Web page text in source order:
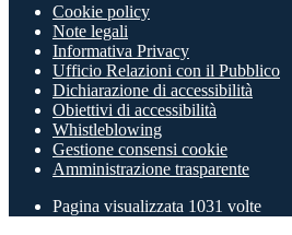
Cookie policy
Note legali
Informativa Privacy
Ufficio Relazioni con il Pubblico
Dichiarazione di accessibilità
Obiettivi di accessibilità
Whistleblowing
Gestione consensi cookie
Amministrazione trasparente
Pagina visualizzata 1031 volte